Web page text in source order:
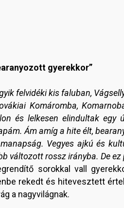
gyerekkor”
felvidéki kis faluban,
Komáromba,
és lelkesen elindultak
Ám amíg a hite élt,
Vegyes ajkú és
változott rossz irányba. De
sorokkal vall
rekedt és hitevesztett
a nagyvilágnak.